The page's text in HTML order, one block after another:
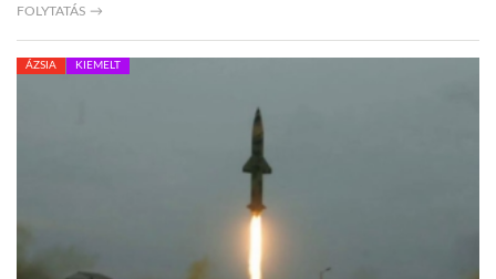
AFRIKA TUDÁSTÁR
FOLYTATÁS →
ÁZSIA KIEMELT